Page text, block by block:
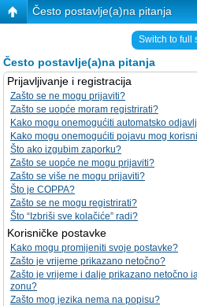
Često postavlje(a)na pitanja
Switch to full
Često postavlje(a)na pitanja
Prijavljivanje i registracija
Zašto se ne mogu prijaviti?
Zašto se uopće moram registrirati?
Kako mogu onemogućiti automatsko
Kako mogu onemogućiti pojavu mog
Što ako izgubim zaporku?
Zašto se uopće ne mogu prijaviti?
Zašto se više ne mogu prijaviti?
Što je COPPA?
Zašto se ne mogu registrirati?
Što “Izbriši sve kolačiće” radi?
Korisničke postavke
Kako mogu promijeniti svoje postavke?
Zašto je vrijeme prikazano netočno?
Zašto je vrijeme i dalje prikazano netočno
zonu?
Zašto mog jezika nema na popisu?